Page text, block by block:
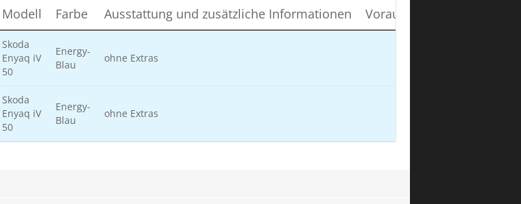
Modell Farbe Ausstattung und zusätzliche Informationen Vorauss. Lieferdatum
Skoda
Enyaq iV
50
Energy-
Blau
ohne Extras
Skoda
Enyaq iV
50
Energy-
Blau
ohne Extras